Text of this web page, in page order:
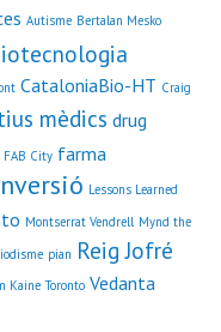
Autisme Bertalan Mesko
CataloniaBio-HT Craig
mèdics drug
FAB City farma
Lessons Learned
Montserrat Vendrell Mynd the
pian Reig Jofré
Kaine Toronto Vedanta